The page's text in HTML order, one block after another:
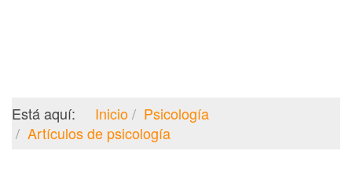
Está aquí: Inicio
Psicología
Artículos de psicología